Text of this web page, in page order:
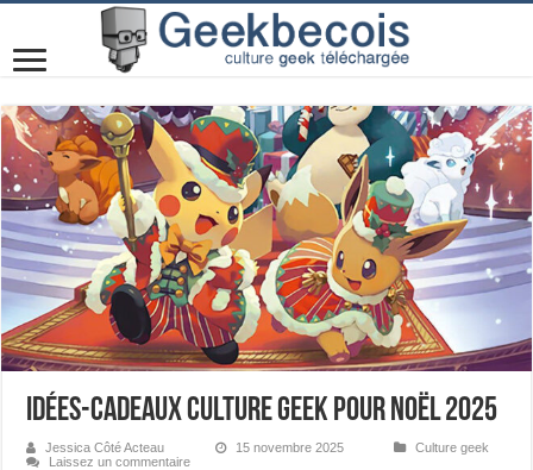
Idées-cadeaux culture geek pour Noël 2025
Jessica Côté Acteau 15 novembre 2025
Culture geek
Laissez un commentaire